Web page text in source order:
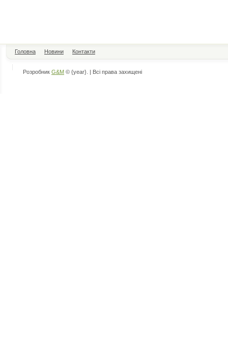
Головна Новини Контакти
Розробник G&M © {year}. | Всі права захищені